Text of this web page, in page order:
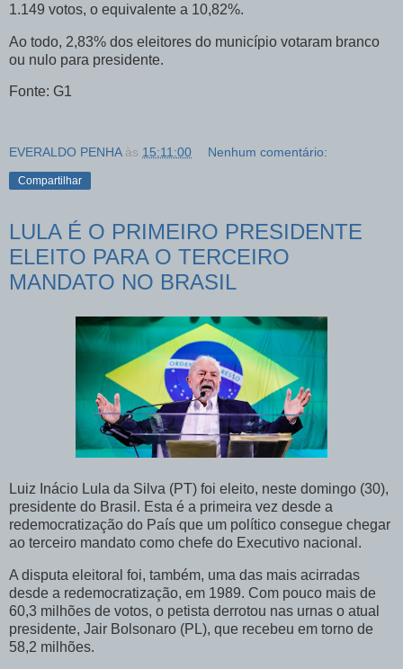
1.149 votos, o equivalente a 10,82%.
Ao todo, 2,83% dos eleitores do município votaram branco
ou nulo para presidente.
Fonte: G1
EVERALDO PENHA às 15:11:00 Nenhum comentário:
Compartilhar
LULA É O PRIMEIRO PRESIDENTE
ELEITO PARA O TERCEIRO
MANDATO NO BRASIL
Luiz Inácio Lula da Silva (PT) foi eleito, neste domingo (30),
presidente do Brasil. Esta é a primeira vez desde a
redemocratização do País que um político consegue chegar
ao terceiro mandato como chefe do Executivo nacional.
A disputa eleitoral foi, também, uma das mais acirradas
desde a redemocratização, em 1989. Com pouco mais de
60,3 milhões de votos, o petista derrotou nas urnas o atual
presidente, Jair Bolsonaro (PL), que recebeu em torno de
58,2 milhões.